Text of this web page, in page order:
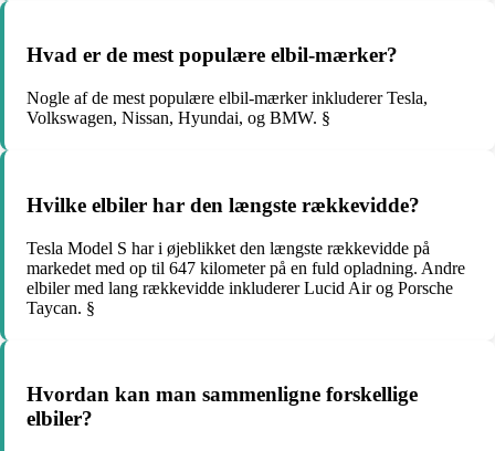
Hvad er de mest populære elbil-mærker?
Nogle af de mest populære elbil-mærker inkluderer Tesla,
Volkswagen, Nissan, Hyundai, og BMW. §
Hvilke elbiler har den længste rækkevidde?
Tesla Model S har i øjeblikket den længste rækkevidde på
markedet med op til 647 kilometer på en fuld opladning. Andre
elbiler med lang rækkevidde inkluderer Lucid Air og Porsche
Taycan. §
Hvordan kan man sammenligne forskellige
elbiler?